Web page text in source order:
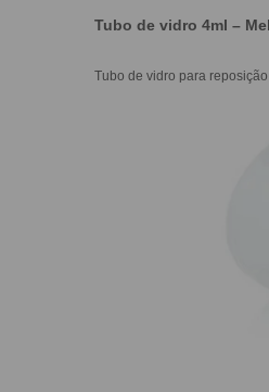
Tubo de vidro 4ml –
Tubo de vidro para